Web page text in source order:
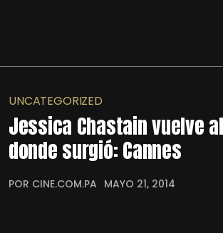
UNCATEGORIZED
Jessica Chastain vuelve
donde surgió: Cannes
POR CINE.COM.PA MAYO 21, 2014